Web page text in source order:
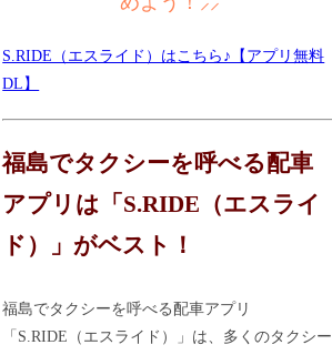
S.RIDE（エスライド）はこちら♪【アプリ無料
DL】
福島でタクシーを呼べる配車
アプリは「S.RIDE（エスライ
ド）」がベスト！
福島でタクシーを呼べる配車アプリ
「S.RIDE（エスライド）」は、多くのタクシー